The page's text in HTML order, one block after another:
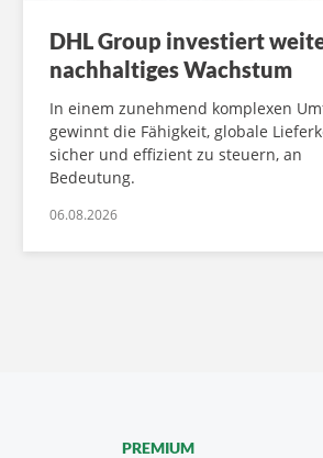
DHL Group investiert
nachhaltiges Wachstum
In einem zunehmend komplexen
gewinnt die Fähigkeit, globale
sicher und effizient zu steuern, an
Bedeutung.
06.08.2026
PREMIUM